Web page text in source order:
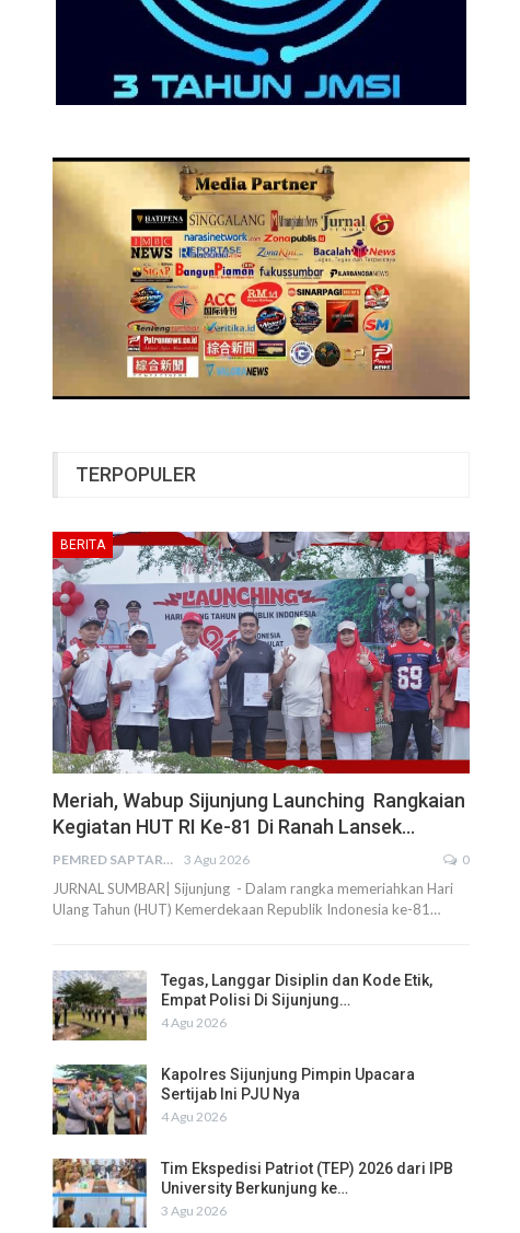
TERPOPULER
BERITA
Meriah, Wabup Sijunjung Launching Rangkaian
Kegiatan HUT RI Ke-81 Di Ranah Lansek…
PEMRED SAPTARIUS 3 Agu 2026 0
JURNAL SUMBAR| Sijunjung - Dalam rangka memeriahkan Hari
Ulang Tahun (HUT) Kemerdekaan Republik Indonesia ke-81…
Tegas, Langgar Disiplin dan Kode Etik,
Empat Polisi Di Sijunjung…
4 Agu 2026
Kapolres Sijunjung Pimpin Upacara
Sertijab Ini PJU Nya
4 Agu 2026
Tim Ekspedisi Patriot (TEP) 2026 dari IPB
University Berkunjung ke…
3 Agu 2026